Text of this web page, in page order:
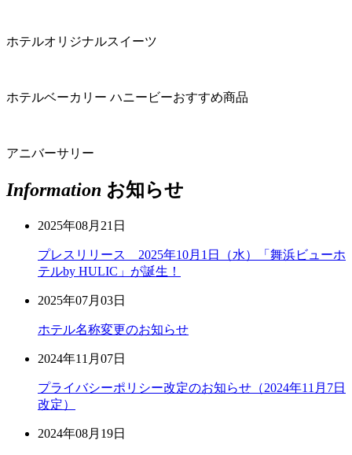
ホテルオリジナルスイーツ
ホテルベーカリー ハニービーおすすめ商品
アニバーサリー
Information お知らせ
2025年08月21日
プレスリリース 2025年10月1日（水）「舞浜ビューホ
テルby HULIC」が誕生！
2025年07月03日
ホテル名称変更のお知らせ
2024年11月07日
プライバシーポリシー改定のお知らせ（2024年11月7日
改定）
2024年08月19日